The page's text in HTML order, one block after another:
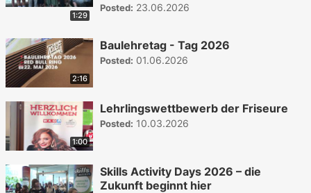
1:29
Posted: 23.06.2026
2:16
Baulehretag - Tag 2026
Posted: 01.06.2026
1:00
Lehrlingswettbewerb der Friseure
Posted: 10.03.2026
Skills Activity Days 2026 – die
Zukunft beginnt hier